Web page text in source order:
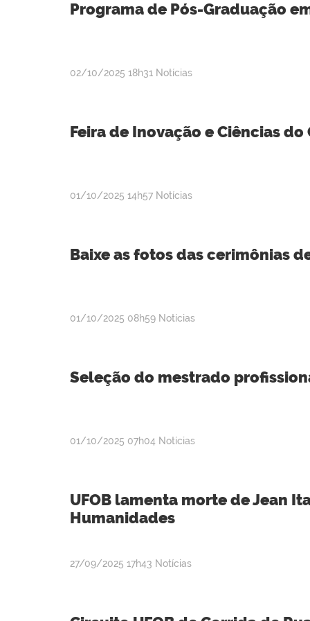
Programa de Pós-Graduação
publicado
02/10/2025 18h31 Notícias
Feira de Inovação e Ciências
publicado
01/10/2025 14h57 Notícias
Baixe as fotos das cerimônias
publicado
01/10/2025 08h59 Notícias
Seleção do mestrado
publicado
01/10/2025 07h04 Notícias
UFOB lamenta morte de Jean
Humanidades
publicado
27/09/2025 17h43 Notícias